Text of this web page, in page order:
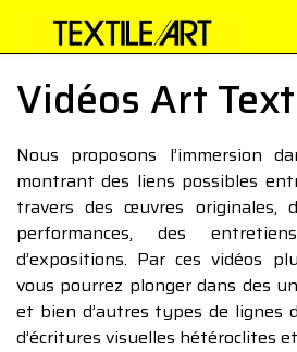
Vidéos Art
Nous proposons l’immersion
montrant des liens possibles
travers des œuvres originales,
performances, des
d’expositions. Par ces vidéos
vous pourrez plonger dans des
et bien d’autres types de lignes
d’écritures visuelles hétéroclites